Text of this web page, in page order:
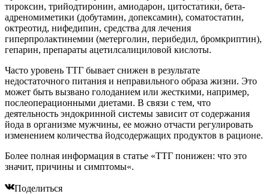
тироксин, трийодтиронин, амиодарон, цитостатики, бета-
адреномиметики (добутамин, допексамин), соматостатин,
октреотид, нифедипин, средства для лечения
гиперпролактинемии (метерголин, перибедил, бромкриптин),
гепарин, препараты ацетилсалициловой кислоты.
Часто уровень ТТГ бывает снижен в результате
недостаточного питания и неправильного образа жизни. Это
может быть вызвано голоданием или жесткими, например,
послеоперационными диетами. В связи с тем, что
деятельность эндокринной системы зависит от содержания
йода в организме мужчины, ее можно отчасти регулировать
изменением количества йодсодержащих продуктов в рационе.
Более полная информация в статье «ТТГ понижен: что это
значит, причины и симптомы«.
Поделиться